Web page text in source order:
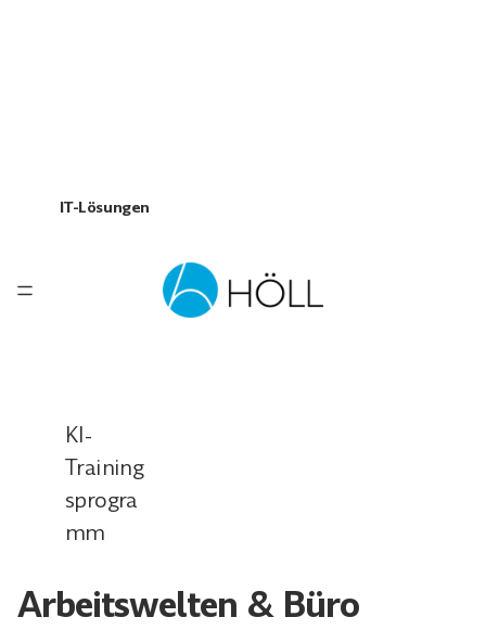
IT-Lösungen
KI-
Training
sprogra
mm
Arbeitswelten & Büro